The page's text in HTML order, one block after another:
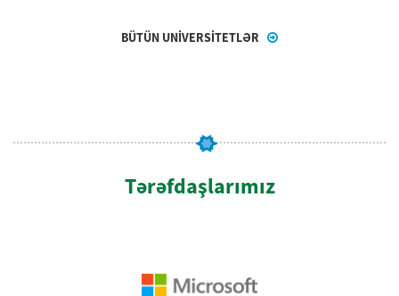
BÜTÜN UNİVERSİTETLƏR
Tərəfdaşlarımız